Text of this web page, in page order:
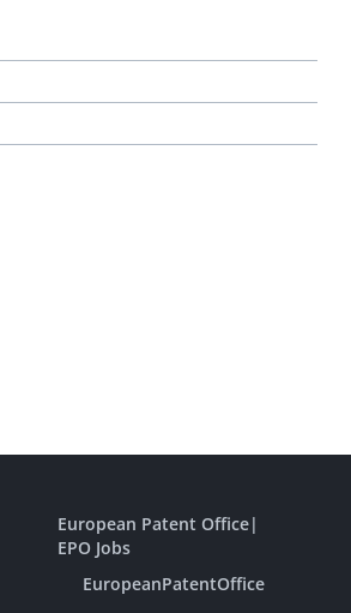
European Patent Office|
EPO Jobs
EuropeanPatentOffice